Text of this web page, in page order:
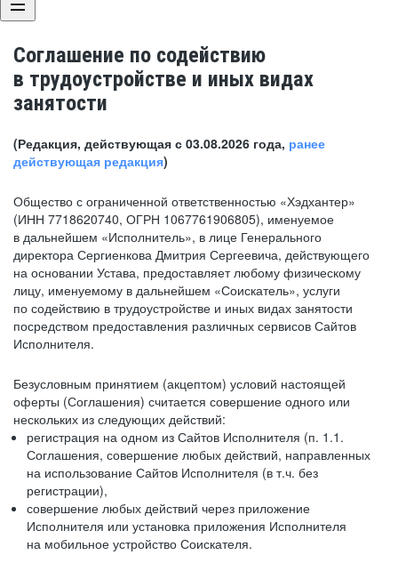
Соглашение по содействию
в трудоустройстве и иных видах
занятости
(Редакция, действующая с 03.08.2026 года, ранее
действующая редакция)
Общество с ограниченной ответственностью «Хэдхантер»
(ИНН 7718620740, ОГРН 1067761906805), именуемое
в дальнейшем «Исполнитель», в лице Генерального
директора Сергиенкова Дмитрия Сергеевича, действующего
на основании Устава, предоставляет любому физическому
лицу, именуемому в дальнейшем «Соискатель», услуги
по содействию в трудоустройстве и иных видах занятости
посредством предоставления различных сервисов Сайтов
Исполнителя.
Безусловным принятием (акцептом) условий настоящей
оферты (Соглашения) считается совершение одного или
нескольких из следующих действий:
регистрация на одном из Сайтов Исполнителя (п. 1.1.
Соглашения, совершение любых действий, направленных
на использование Сайтов Исполнителя (в т.ч. без
регистрации),
совершение любых действий через приложение
Исполнителя или установка приложения Исполнителя
на мобильное устройство Соискателя.